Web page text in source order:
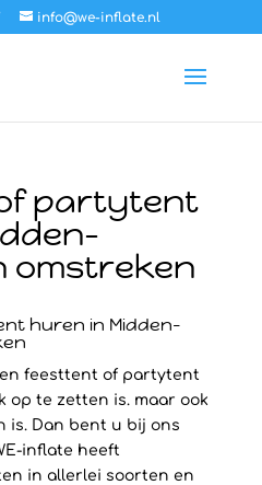
info@we-inflate.nl
partytent
omstreken
huren in Midden-
feesttent of partytent
op te zetten is. maar ook
is. Dan bent u bij ons
inflate heeft
in allerlei soorten en